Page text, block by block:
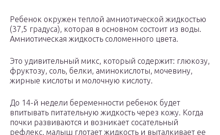
Ребенок окружен теплой амниотической жидкостью
(37,5 градуса), которая в основном состоит из воды.
Амниотическая жидкость соломенного цвета.
Это удивительный микс, который содержит: глюкозу,
фруктозу, соль, белки, аминокислоты, мочевину,
жирные кислоты и молочную кислоту.
До 14-й недели беременности ребенок будет
впитывать питательную жидкость через кожу. Когда
почки развиваются и возникает сосательный
рефлекс, малыш глотает жидкость и выталкивает ее